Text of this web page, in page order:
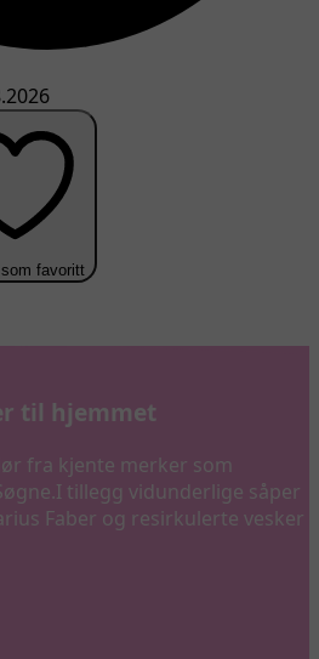
favoritt
til hjemmet
fra kjente merker som
tillegg vidunderlige såper
Faber og resirkulerte vesker